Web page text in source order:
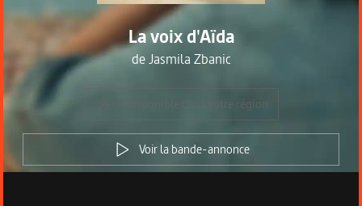
La voix d'Aïda
deJasmila Zbanic
Indisponible dans votre région
Voir la bande-annonce